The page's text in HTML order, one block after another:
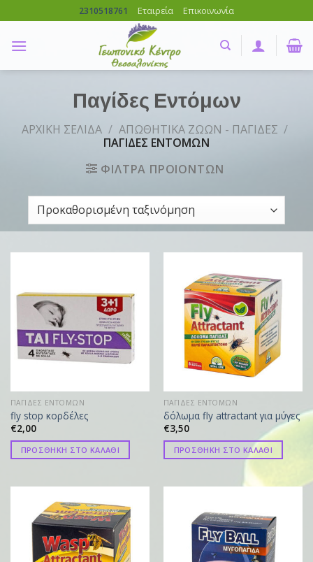
to
content
2310518761 Εταιρεία Επικοινωνία
Παγίδες Εντόμων
ΑΡΧΙΚΗ ΣΕΛΙΔΑ / ΑΠΩΘΗΤΙΚΑ ΖΩΩΝ - ΠΑΓΙΔΕΣ /
ΠΑΓΙΔΕΣ ΕΝΤΟΜΩΝ
ΦΙΛΤΡΑ ΠΡΟΙΟΝΤΩΝ
ΠΑΓΙΔΕΣ ΕΝΤΟΜΩΝ
fly stop κορδέλες
€2,00
ΠΡΟΣΘΗΚΗ ΣΤΟ ΚΑΛΑΘΙ
ΠΑΓΙΔΕΣ ΕΝΤΟΜΩΝ
δόλωμα fly attractant για μύγες
€3,50
ΠΡΟΣΘΗΚΗ ΣΤΟ ΚΑΛΑΘΙ